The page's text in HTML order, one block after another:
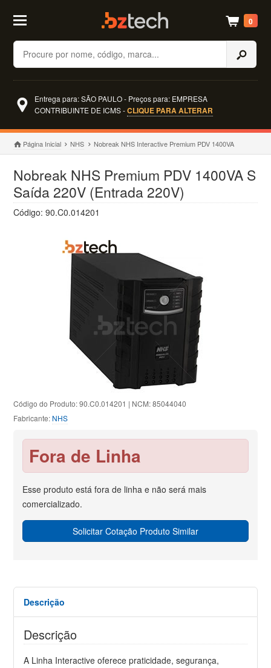
Buscar
0
Entrega para: SÃO PAULO - Preços para: EMPRESA
CONTRIBUINTE DE ICMS -CLIQUE PARA ALTERAR
Página Inicial NHS Nobreak NHS Interactive Premium PDV 1400VA
Nobreak NHS Premium PDV 1400VA S
Saída 220V (Entrada 220V)
Código: 90.C0.014201
Código do Produto: 90.C0.014201 | NCM: 85044040
Fabricante: NHS
Fora de Linha
Esse produto está fora de linha e não será mais
comercializado.
Solicitar Cotação Produto Similar
Descrição
Descrição
A Linha Interactive oferece praticidade, segurança,